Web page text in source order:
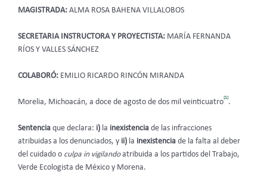
MAGISTRADA: ALMA ROSA BAHENA VILLALOBOS
SECRETARIA INSTRUCTORA Y PROYECTISTA: MARÍA FERNANDA
RÍOS Y VALLES SÁNCHEZ
COLABORÓ: EMILIO RICARDO RINCÓN MIRANDA
Morelia, Michoacán, a doce de agosto de dos mil veinticuatro
[1]
.
Sentencia que declara: i) la inexistencia de las infracciones
atribuidas a los denunciados, y ii) la inexistencia de la falta al deber
del cuidado o culpa in vigilandoatribuida a los partidos del Trabajo,
Verde Ecologista de México y Morena.